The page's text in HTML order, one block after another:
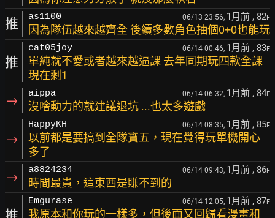
推 as1100 06/13 23:56, 1月前 , 82F
因為隊伍越來越齊全 後續多數角色抽個0+0也能玩
推
cat05joy 06/14 00:46, 1月前 , 83F
單純就不愛或者越來越逼課 去年同期玩四款全課
現在剩1
→ aippa 06/14 06:32, 1月前 , 84F
沒啥動力的就建議退坑 ...也太多遊戲
→
HappyKH 06/14 08:35, 1月前 , 85F
以前都是要搞到全隊寶五，現在覺得玩單機開心
多了
→ a8824234 06/14 09:43, 1月前 , 86F
時間最貴，這東西是賺不到的
推
Emgurase 06/14 12:05, 1月前 , 87F
我原本和你玩的一樣多，但後面又回歸看漫畫和